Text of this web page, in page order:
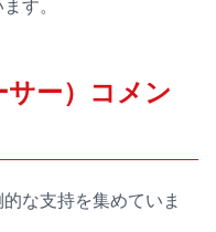
す。
サー）コメン
な支持を集めていま